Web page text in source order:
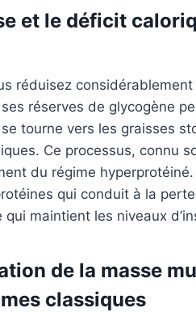
et le déficit
réduisez
réserves de glycogène
tourne vers les graisses
Ce processus, connu
du régime
qui conduit à la
qui maintient les niveaux
de la masse
classiques